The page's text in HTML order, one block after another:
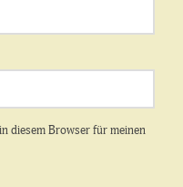
diesem Browser für meinen